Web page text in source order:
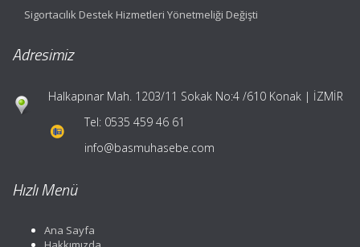
Sigortacılık Destek Hizmetleri Yönetmeliği Değişti
Adresimiz
Halkapınar Mah. 1203/11 Sokak No:4 /610 Konak | İZMİR
Tel: 0535 459 46 61
info@basmuhasebe.com
Hızlı Menü
Ana Sayfa